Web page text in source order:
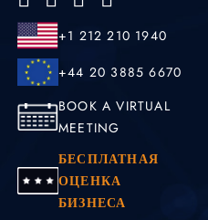
+1 212 210 1940
+44 20 3885 6670
BOOK A VIRTUAL
MEETING
БЕСПЛАТНАЯ
ОЦЕНКА
БИЗНЕСА